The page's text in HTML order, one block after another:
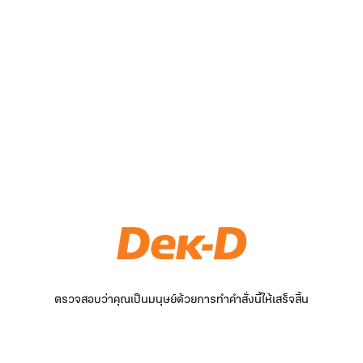
ตรวจสอบว่าคุณเป็นมนุษย์ด้วยการทำคำสั่งนี้ให้เสร็จสิ้น